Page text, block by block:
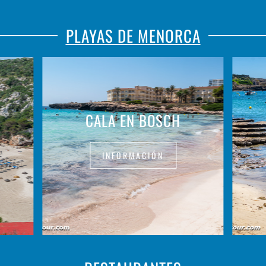
PLAYAS DE MENORCA
CALA EN BOSCH
INFORMACIÓN